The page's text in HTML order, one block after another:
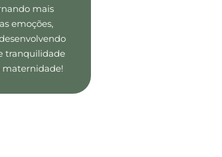
mais
emoções,
tranquilidade
maternidade!